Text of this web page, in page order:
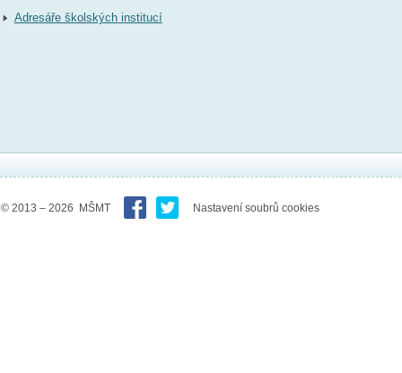
Adresáře školských institucí
© 2013 – 2026 MŠMT Nastavení soubrů cookies